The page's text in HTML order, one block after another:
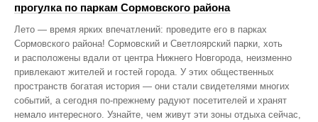
прогулка по паркам Сормовского района
Лето — время ярких впечатлений: проведите его в парках
Сормовского района! Сормовский и Светлоярский парки, хоть
и расположены вдали от центра Нижнего Новгорода, неизменно
привлекают жителей и гостей города. У этих общественных
пространств богатая история — они стали свидетелями многих
событий, а сегодня по‑прежнему радуют посетителей и хранят
немало интересного. Узнайте, чем живут эти зоны отдыха сейчас,